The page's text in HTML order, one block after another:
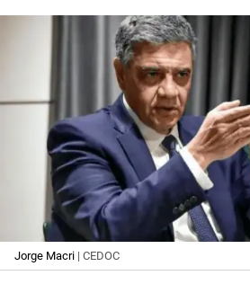
Jorge Macri | CEDOC